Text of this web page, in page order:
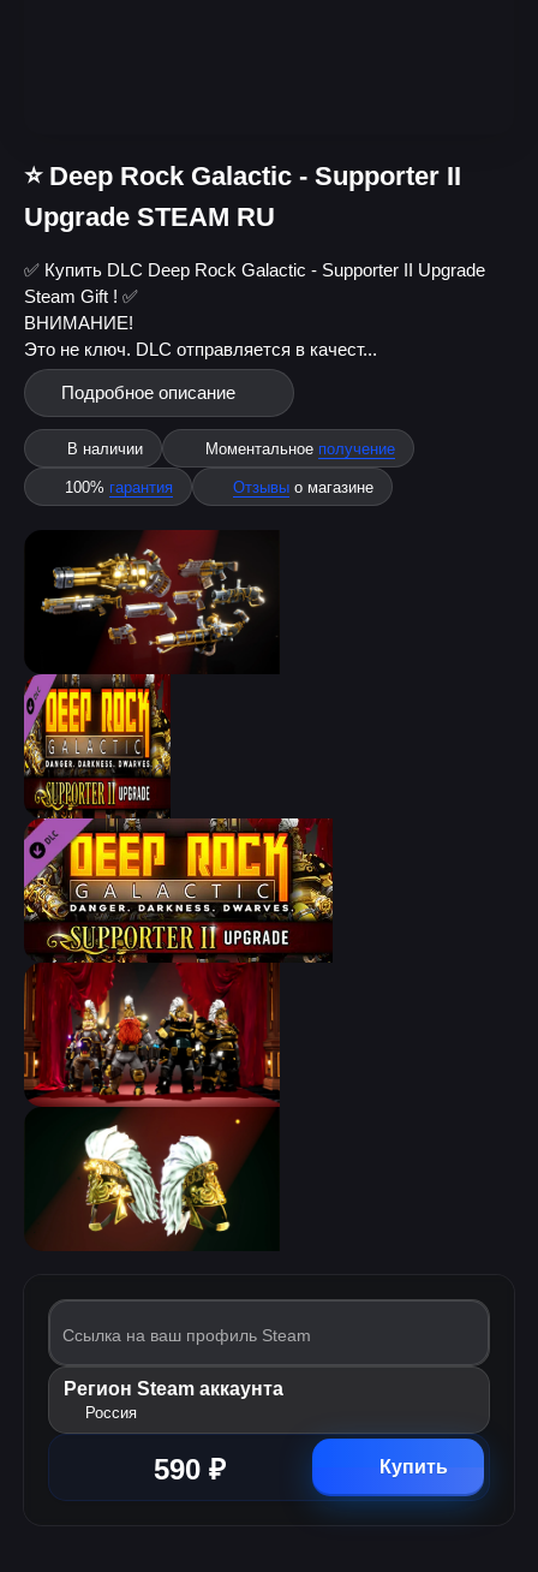
⭐️ Deep Rock Galactic - Supporter II
Upgrade STEAM RU
✅ Купить DLC Deep Rock Galactic - Supporter II Upgrade
Steam Gift ! ✅
ВНИМАНИЕ!
Это не ключ. DLC отправляется в качест...
Подробное описание
В наличии Моментальное получение
100% гарантия Отзывы о магазине
Ссылка на ваш профиль Steam
Регион Steam аккаунта
Россия
590 ₽ Купить